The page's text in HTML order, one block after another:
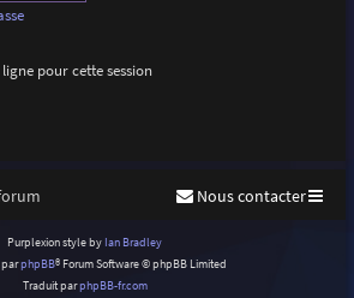
pour cette session
Nous contacter
Purplexion style by Ian Bradley
parphpBB® Forum Software © phpBB Limited
Traduit parphpBB-fr.com